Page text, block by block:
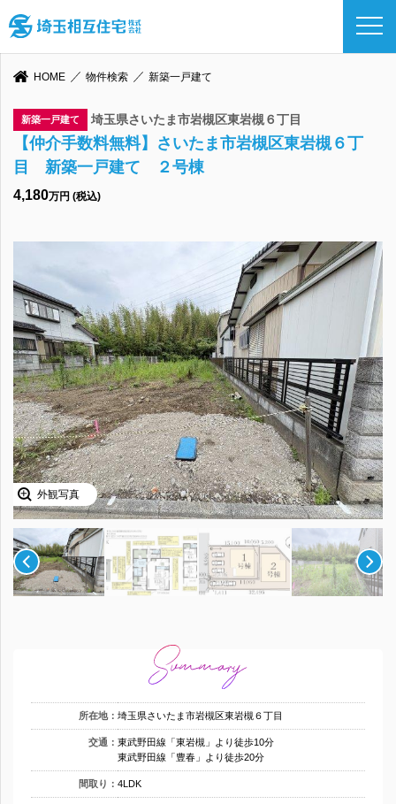
HOME 物件検索 新築一戸建て
新築一戸建て 埼玉県さいたま市岩槻区東岩槻６丁目
【仲介手数料無料】さいたま市岩槻区東岩槻６丁
目 新築一戸建て ２号棟
4,180万円 (税込)
外観写真
所在地： 埼玉県さいたま市岩槻区東岩槻６丁目
交通： 東武野田線「東岩槻」より徒歩10分
東武野田線「豊春」より徒歩20分
間取り： 4LDK